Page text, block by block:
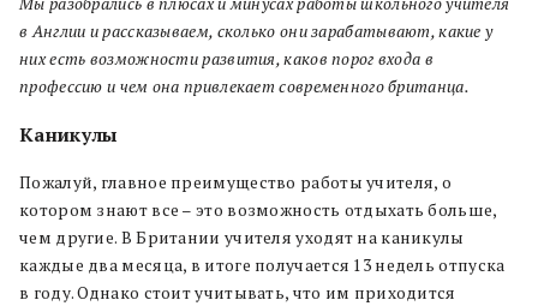
в Англии и рассказываем, сколько они зарабатывают, какие у
них есть возможности развития, каков порог входа в
профессию и чем она привлекает современного британца.
Каникулы
Пожалуй, главное преимущество работы учителя, о
котором знают все – это возможность отдыхать больше,
чем другие. В Британии учителя уходят на каникулы
каждые два месяца, в итоге получается 13 недель отпуска
в году. Однако стоит учитывать, что им приходится